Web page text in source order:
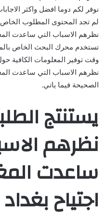
نوفر لكم دوما افضل واكثر
لم تجد المحتوى المطلوب
نظرهم الاسباب التي ساعدت
تستخدم محرك البحث الخاص
وقت توفير المعلومات الكافية
نظرهم الاسباب التي ساعدت
الصحيحة فيما ياتي.
يستنتج
نظرهم
ساعدت
اجتياح بغداد